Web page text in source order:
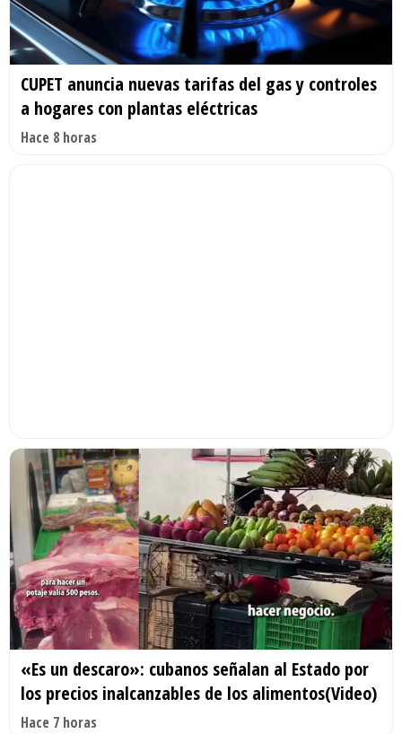
CUPET anuncia nuevas tarifas del gas y controles
a hogares con plantas eléctricas
Hace 8 horas
«Es un descaro»: cubanos señalan al Estado por
los precios inalcanzables de los alimentos(Video)
Hace 7 horas